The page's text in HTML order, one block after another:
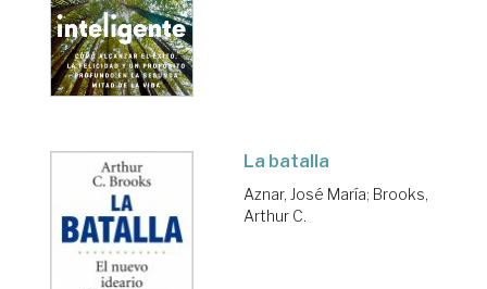
La batalla
Aznar, José María; Brooks,
Arthur C.